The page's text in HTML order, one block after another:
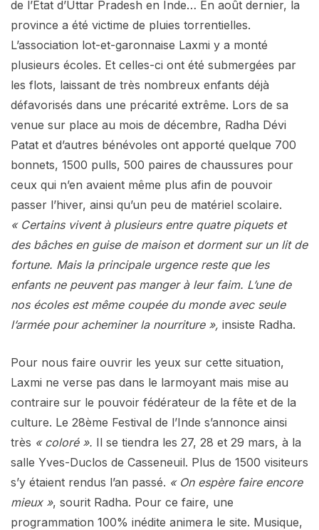
de l’État d’Uttar Pradesh en Inde… En août dernier, la
province a été victime de pluies torrentielles.
L’association lot-et-garonnaise Laxmi y a monté
plusieurs écoles. Et celles-ci ont été submergées par
les flots, laissant de très nombreux enfants déjà
défavorisés dans une précarité extrême. Lors de sa
venue sur place au mois de décembre, Radha Dévi
Patat et d’autres bénévoles ont apporté quelque 700
bonnets, 1500 pulls, 500 paires de chaussures pour
ceux qui n’en avaient même plus afin de pouvoir
passer l’hiver, ainsi qu’un peu de matériel scolaire.
« Certains vivent à plusieurs entre quatre piquets et
des bâches en guise de maison et dorment sur un lit de
fortune. Mais la principale urgence reste que les
enfants ne peuvent pas manger à leur faim. L’une de
nos écoles est même coupée du monde avec seule
l’armée pour acheminer la nourriture », insiste Radha.
Pour nous faire ouvrir les yeux sur cette situation,
Laxmi ne verse pas dans le larmoyant mais mise au
contraire sur le pouvoir fédérateur de la fête et de la
culture. Le 28ème Festival de l’Inde s’annonce ainsi
très « coloré ». Il se tiendra les 27, 28 et 29 mars, à la
salle Yves-Duclos de Casseneuil. Plus de 1500 visiteurs
s’y étaient rendus l’an passé. « On espère faire encore
mieux », sourit Radha. Pour ce faire, une
programmation 100% inédite animera le site. Musique,